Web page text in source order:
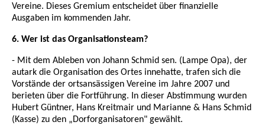
Vereine. Dieses Gremium entscheidet über finanzielle
Ausgaben im kommenden Jahr.
6. Wer ist das Organisationsteam?
- Mit dem Ableben von Johann Schmid sen. (Lampe Opa), der
autark die Organisation des Ortes innehatte, trafen sich die
Vorstände der ortsansässigen Vereine im Jahre 2007 und
berieten über die Fortführung. In dieser Abstimmung wurden
Hubert Güntner, Hans Kreitmair und Marianne & Hans Schmid
(Kasse) zu den „Dorforganisatoren" gewählt.